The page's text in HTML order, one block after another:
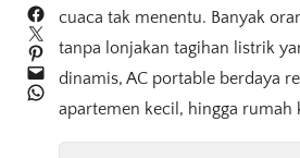
Facebook
Twitter
Pinterest
Mail
WhatsApp
cuaca tak menentu. Banyak
tanpa lonjakan tagihan listrik
dinamis, AC portable berdaya
apartemen kecil, hingga